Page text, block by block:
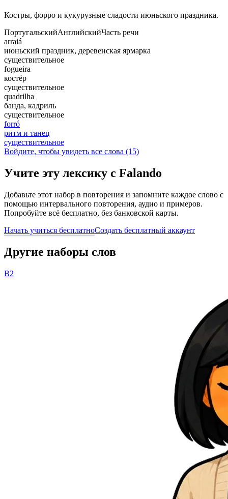
Костры, форро и кукурузные сладости июньского праздника.
ПортугальскийАнглийскийЧасть речи
arraiá
июньский праздник, деревенская ярмарка
существительное
fogueira
костёр
существительное
quadrilha
банда, кадриль
существительное
forró
ритм и танец
существительное
Войдите, чтобы увидеть все слова (15)
Учите эту лексику с Falando
Добавьте этот набор в повторения и запомните каждое слово с
помощью интервального повторения, аудио и примеров.
Попробуйте всё бесплатно, без банковской карты.
Начать учиться бесплатноСоздать бесплатный аккаунт
Другие наборы слов
B2